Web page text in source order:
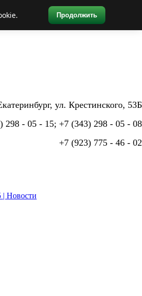
ул. Крестинского, 53Б
298 - 05 - 15; +7 (343) 298 - 05 - 08
+7 (923) 775 - 46 - 02
Продолжить